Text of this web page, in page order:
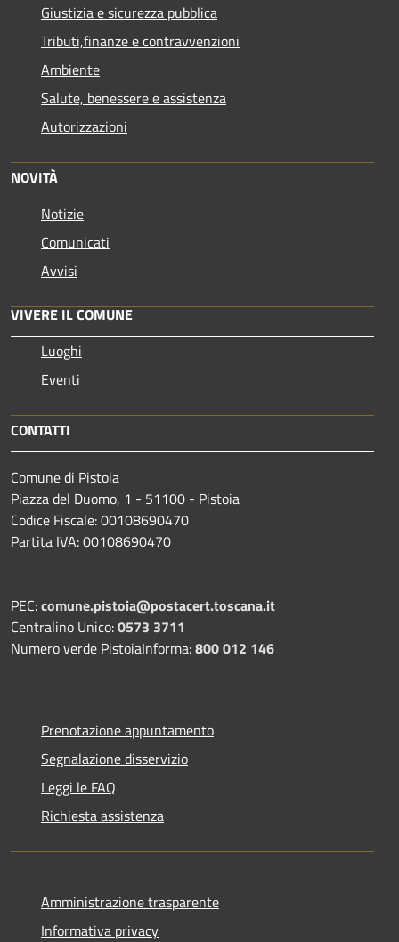
Giustizia e sicurezza pubblica
Tributi,finanze e contravvenzioni
Ambiente
Salute, benessere e assistenza
Autorizzazioni
NOVITÀ
Notizie
Comunicati
Avvisi
VIVERE IL COMUNE
Luoghi
Eventi
CONTATTI
Comune di Pistoia
Piazza del Duomo, 1 - 51100 - Pistoia
Codice Fiscale: 00108690470
Partita IVA: 00108690470
PEC:comune.pistoia@postacert.toscana.it
Centralino Unico:0573 3711
Numero verde PistoiaInforma:800 012 146
Prenotazione appuntamento
Segnalazione disservizio
Leggi le FAQ
Richiesta assistenza
Amministrazione trasparente
Informativa privacy